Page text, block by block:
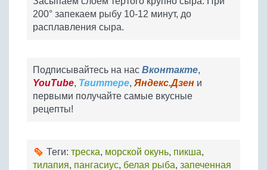
200° запекаем рыбу 10-12 минут, до
расплавления сыра.
Подписывайтесь на нас Вконтакте,
YouTube, Твиттере, Яндекс.Дзен и
первыми получайте самые вкусные
рецепты!
Теги: треска, морской окунь, пикша,
тилапия, пангасиус, белая рыба, запеченная